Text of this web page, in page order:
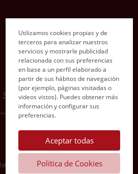
de Infoedita
Utilizamos cookies propias y de
terceros para analizar nuestros
servicios y mostrarle publicidad
relacionada con sus preferencias
en base a un perfil elaborado a
partir de sus hábitos de navegación
(por ejemplo, páginas visitadas o
videos vistos). Puedes obtener más
información y configurar sus
preferencias.
Aceptar todas
Política de Cookies